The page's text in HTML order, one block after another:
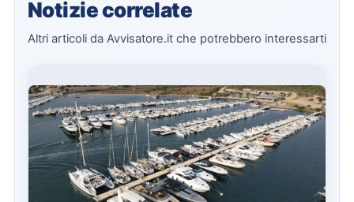
Notizie correlate
Altri articoli da Avvisatore.it che potrebbero interessarti